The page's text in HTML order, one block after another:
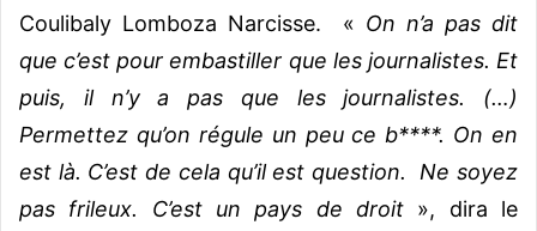
Coulibaly Lomboza Narcisse. « On n’a pas dit
que c’est pour embastiller que les journalistes. Et
puis, il n’y a pas que les journalistes. (…)
Permettez qu’on régule un peu ce b****. On en
est là. C’est de cela qu’il est question.
Ne soyez
pas frileux. C’est un pays de droit », dira le